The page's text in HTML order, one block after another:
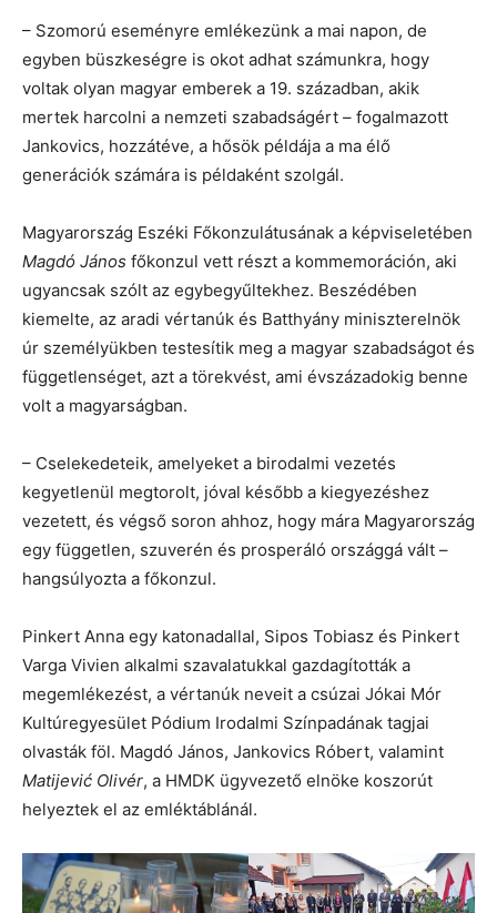
– Szomorú eseményre emlékezünk a mai napon, de
egyben büszkeségre is okot adhat számunkra, hogy
voltak olyan magyar emberek a 19. században, akik
mertek harcolni a nemzeti szabadságért – fogalmazott
Jankovics, hozzátéve, a hősök példája a ma élő
generációk számára is példaként szolgál.
Magyarország Eszéki Főkonzulátusának a képviseletében
Magdó János főkonzul vett részt a kommemoráción, aki
ugyancsak szólt az egybegyűltekhez. Beszédében
kiemelte, az aradi vértanúk és Batthyány miniszterelnök
úr személyükben testesítik meg a magyar szabadságot és
függetlenséget, azt a törekvést, ami évszázadokig benne
volt a magyarságban.
– Cselekedeteik, amelyeket a birodalmi vezetés
kegyetlenül megtorolt, jóval később a kiegyezéshez
vezetett, és végső soron ahhoz, hogy mára Magyarország
egy független, szuverén és prosperáló országgá vált –
hangsúlyozta a főkonzul.
Pinkert Anna egy katonadallal, Sipos Tobiasz és Pinkert
Varga Vivien alkalmi szavalatukkal gazdagították a
megemlékezést, a vértanúk neveit a csúzai Jókai Mór
Kultúregyesület Pódium Irodalmi Színpadának tagjai
olvasták föl. Magdó János, Jankovics Róbert, valamint
Matijević Olivér, a HMDK ügyvezető elnöke koszorút
helyeztek el az emléktáblánál.